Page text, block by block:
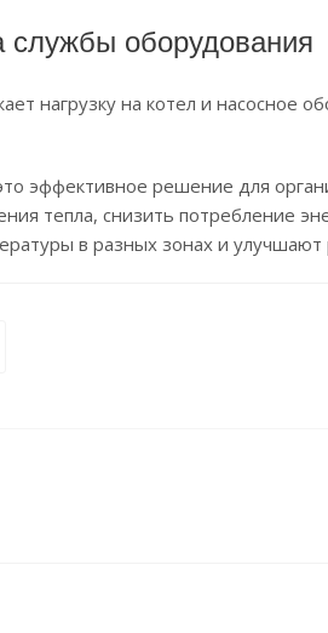
службы оборудования
нагрузку на котел и
эффективное решение для
тепла, снизить потребление
в разных зонах и